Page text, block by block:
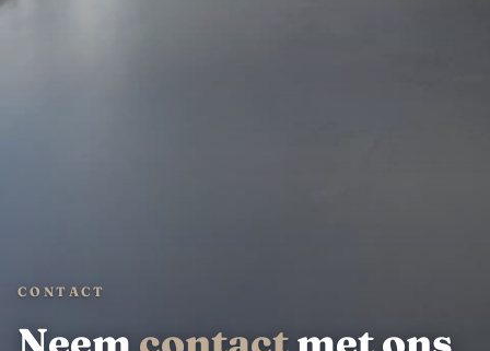
CONTACT